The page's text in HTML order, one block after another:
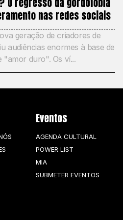
nas redes sociais
geração de criadores de
audiências enormes à base de
"amor duro". Os ví...
Eventos
AGENDA CULTURAL
POWER LIST
MIA
SUBMETER EVENTOS